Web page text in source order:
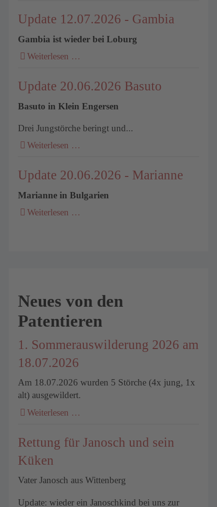
Update 12.07.2026 - Gambia
Gambia ist wieder bei Loburg
Weiterlesen …
Update 20.06.2026 Basuto
Basuto in Klein Engersen
Drei Jungstörche beringt und...
Weiterlesen …
Update 20.06.2026 - Marianne
Marianne in Bulgarien
Weiterlesen …
Neues von den
Patentieren
1. Sommerauswilderung 2026 am
18.07.2026
Am 18.07.2026 wurden 5 Störche (4x jung, 1x
alt) ausgewildert.
Weiterlesen …
Rettung für Janosch und sein
Küken
Vater Janosch aus Wittenberg
Update: wieder ein Janoschkind bei uns zur